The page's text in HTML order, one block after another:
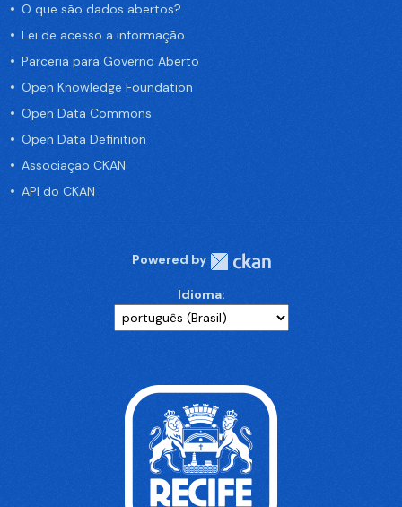
O que são dados abertos?
Lei de acesso a informação
Parceria para Governo Aberto
Open Knowledge Foundation
Open Data Commons
Open Data Definition
Associação CKAN
API do CKAN
Powered by
Idioma